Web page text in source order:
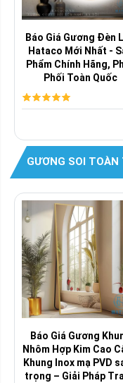
Báo Giá Gương Đèn
Hataco Mới Nhất -
Phẩm Chính Hãng,
Phối Toàn Quốc
GƯƠNG SOI TOÀN
Báo Giá Gương
Nhôm Hợp Kim Cao
Khung Inox mạ PVD
trọng – Giải Pháp